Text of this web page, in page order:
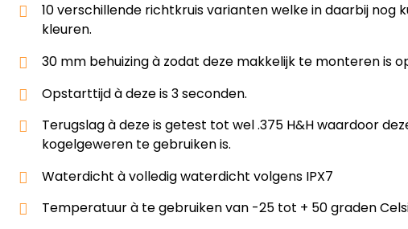
10 verschillende richtkruis varianten welke in daarbij nog
kleuren.
30 mm behuizing à zodat deze makkelijk te monteren is
Opstarttijd à deze is 3 seconden.
Terugslag à deze is getest tot wel .375 H&H waardoor
kogelgeweren te gebruiken is.
Waterdicht à volledig waterdicht volgens IPX7
Temperatuur à te gebruiken van -25 tot + 50 graden